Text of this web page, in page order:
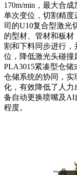
170m/min，最大合
单次变位，切割精度
司的U10复合型激光
的型材、管材和板
割和下料同步进行，
位，降低激光头碰撞
PLA3015紧凑型仓
仓储系统的协同，实
化，有效降低了人力
备自动更换喷嘴及AI
程度。